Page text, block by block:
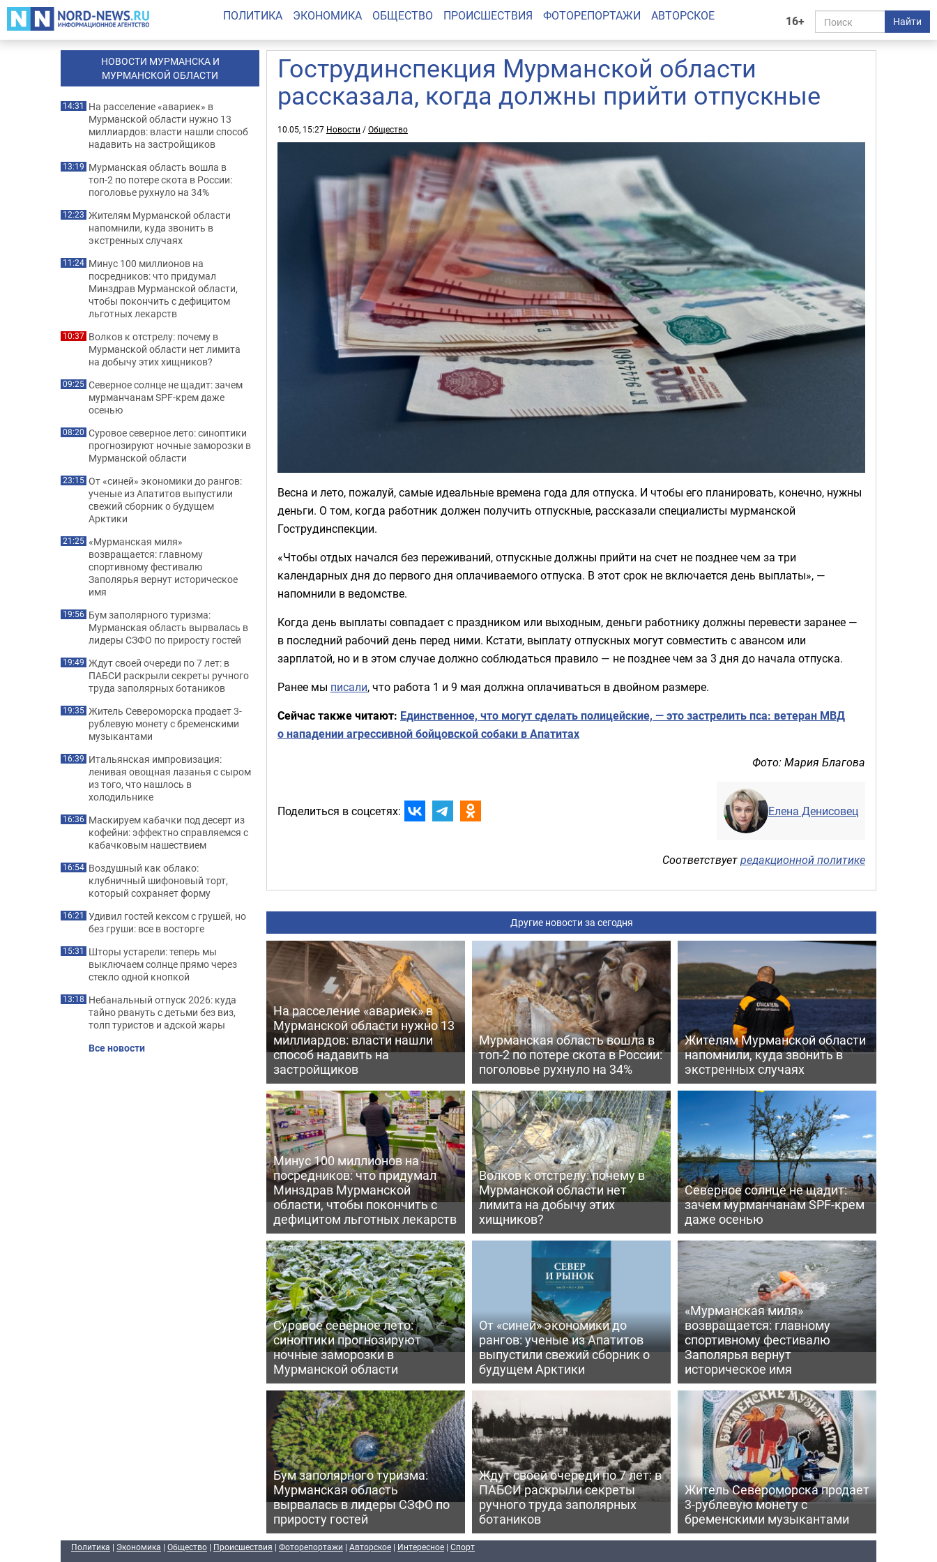
16+ Найти
ПОЛИТИКА ЭКОНОМИКА ОБЩЕСТВО ПРОИСШЕСТВИЯ ФОТОРЕПОРТАЖИ АВТОРСКОЕ
Гострудинспекция Мурманской области
рассказала, когда должны прийти отпускные
10.05, 15:27 Новости /Общество
Весна и лето, пожалуй, самые идеальные времена года для отпуска. И чтобы его планировать, конечно, нужны
деньги. О том, когда работник должен получить отпускные, рассказали специалисты мурманской
Гострудинспекции.
«Чтобы отдых начался без переживаний, отпускные должны прийти на счет не позднее чем за три
календарных дня до первого дня оплачиваемого отпуска. В этот срок не включается день выплаты», —
напомнили в ведомстве.
Когда день выплаты совпадает с праздником или выходным, деньги работнику должны перевести заранее —
в последний рабочий день перед ними. Кстати, выплату отпускных могут совместить с авансом или
зарплатой, но и в этом случае должно соблюдаться правило — не позднее чем за 3 дня до начала отпуска.
Ранее мы писали, что работа 1 и 9 мая должна оплачиваться в двойном размере.
Сейчас также читают: Единственное, что могут сделать полицейские, — это застрелить пса: ветеран МВД
о нападении агрессивной бойцовской собаки в Апатитах
Фото: Мария Благова
Поделиться в соцсетях: Елена Денисовец
Соответствуетредакционной политике
Другие новости за сегодня
На расселение «авариек» в
Мурманской области нужно 13
миллиардов: власти нашли
способ надавить на
застройщиков
Мурманская область вошла в
топ-2 по потере скота в России:
поголовье рухнуло на 34%
Жителям Мурманской области
напомнили, куда звонить в
экстренных случаях
Минус 100 миллионов на
посредников: что придумал
Минздрав Мурманской
области, чтобы покончить с
дефицитом льготных лекарств
Волков к отстрелу: почему в
Мурманской области нет
лимита на добычу этих
хищников?
Северное солнце не щадит:
зачем мурманчанам SPF-крем
даже осенью
Суровое северное лето:
синоптики прогнозируют
ночные заморозки в
Мурманской области
От «синей» экономики до
рангов: ученые из Апатитов
выпустили свежий сборник о
будущем Арктики
«Мурманская миля»
возвращается: главному
спортивному фестивалю
Заполярья вернут
историческое имя
Бум заполярного туризма:
Мурманская область
вырвалась в лидеры СЗФО по
приросту гостей
Ждут своей очереди по 7 лет: в
ПАБСИ раскрыли секреты
ручного труда заполярных
ботаников
Житель Североморска продает
3-рублевую монету с
бременскими музыкантами
НОВОСТИ МУРМАНСКА И
МУРМАНСКОЙ ОБЛАСТИ
14:31 На расселение «авариек» в
Мурманской области нужно 13
миллиардов: власти нашли способ
надавить на застройщиков
13:19 Мурманская область вошла в
топ-2 по потере скота в России:
поголовье рухнуло на 34%
12:23 Жителям Мурманской области
напомнили, куда звонить в
экстренных случаях
11:24 Минус 100 миллионов на
посредников: что придумал
Минздрав Мурманской области,
чтобы покончить с дефицитом
льготных лекарств
10:37 Волков к отстрелу: почему в
Мурманской области нет лимита
на добычу этих хищников?
09:25 Северное солнце не щадит: зачем
мурманчанам SPF-крем даже
осенью
08:20 Суровое северное лето: синоптики
прогнозируют ночные заморозки в
Мурманской области
23:15 От «синей» экономики до рангов:
ученые из Апатитов выпустили
свежий сборник о будущем
Арктики
21:25 «Мурманская миля»
возвращается: главному
спортивному фестивалю
Заполярья вернут историческое
имя
19:56 Бум заполярного туризма:
Мурманская область вырвалась в
лидеры СЗФО по приросту гостей
19:49 Ждут своей очереди по 7 лет: в
ПАБСИ раскрыли секреты ручного
труда заполярных ботаников
19:35 Житель Североморска продает 3-
рублевую монету с бременскими
музыкантами
16:39 Итальянская импровизация:
ленивая овощная лазанья с сыром
из того, что нашлось в
холодильнике
16:36 Маскируем кабачки под десерт из
кофейни: эффектно справляемся с
кабачковым нашествием
16:54 Воздушный как облако:
клубничный шифоновый торт,
который сохраняет форму
16:21 Удивил гостей кексом с грушей, но
без груши: все в восторге
15:31 Шторы устарели: теперь мы
выключаем солнце прямо через
стекло одной кнопкой
13:18 Небанальный отпуск 2026: куда
тайно рвануть с детьми без виз,
толп туристов и адской жары
Все новости
Политика | Экономика | Общество | Происшествия | Фоторепортажи | Авторское | Интересное | Спорт